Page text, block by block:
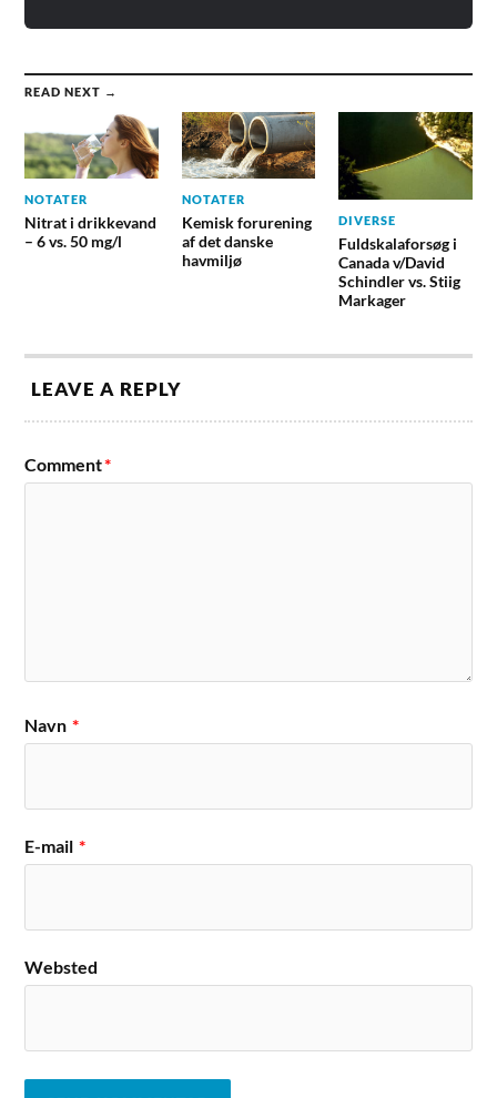
READ NEXT →
NOTATER
Nitrat i drikkevand
– 6 vs. 50 mg/l
NOTATER
Kemisk forurening
af det danske
havmiljø
DIVERSE
Fuldskalaforsøg i
Canada v/David
Schindler vs. Stiig
Markager
LEAVE A REPLY
Comment*
Navn *
E-mail *
Websted